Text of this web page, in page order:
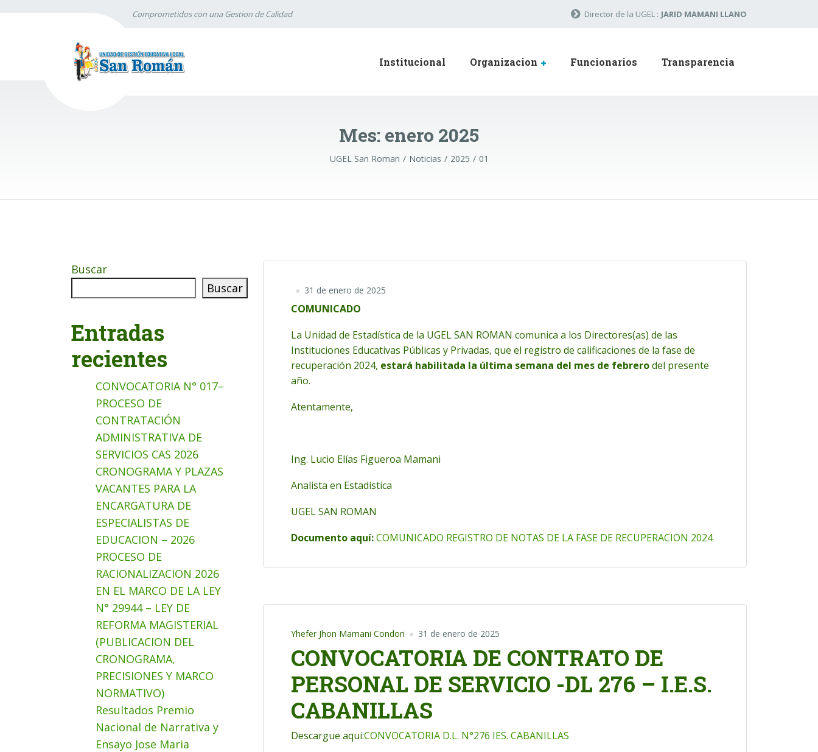
Comprometidos con una Gestion de Calidad Director de la UGEL : JARID MAMANI LLANO
Institucional Organizacion Funcionarios Transparencia
Mes: enero 2025
UGEL San Roman Noticias 2025 01
31 de enero de 2025
COMUNICADO
La Unidad de Estadística de la UGEL SAN ROMAN comunica a los Directores(as) de las
Instituciones Educativas Públicas y Privadas, que el registro de calificaciones de la fase de
recuperación 2024, estará habilitada la última semana del mes de febrerodel presente
año.
Atentamente,
Ing. Lucio Elías Figueroa Mamani
Analista en Estadística
UGEL SAN ROMAN
Documento aquí:COMUNICADO REGISTRO DE NOTAS DE LA FASE DE RECUPERACION 2024
Yhefer Jhon Mamani Condori 31 de enero de 2025
CONVOCATORIA DE CONTRATO DE
PERSONAL DE SERVICIO -DL 276 – I.E.S.
CABANILLAS
Descargue aquí:CONVOCATORIA D.L. N°276 IES. CABANILLAS
Buscar
Buscar
Entradas
recientes
CONVOCATORIA N° 017–
PROCESO DE
CONTRATACIÓN
ADMINISTRATIVA DE
SERVICIOS CAS 2026
CRONOGRAMA Y PLAZAS
VACANTES PARA LA
ENCARGATURA DE
ESPECIALISTAS DE
EDUCACION – 2026
PROCESO DE
RACIONALIZACION 2026
EN EL MARCO DE LA LEY
N° 29944 – LEY DE
REFORMA MAGISTERIAL
(PUBLICACION DEL
CRONOGRAMA,
PRECISIONES Y MARCO
NORMATIVO)
Resultados Premio
Nacional de Narrativa y
Ensayo Jose Maria